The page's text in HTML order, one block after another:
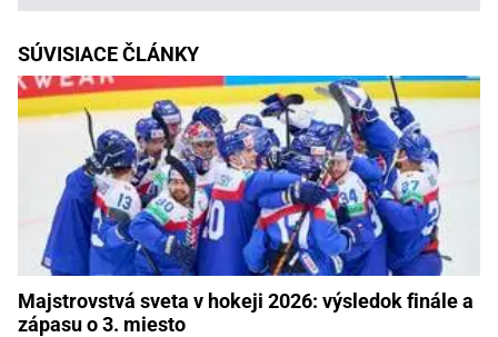
SÚVISIACE ČLÁNKY
Majstrovstvá sveta v hokeji 2026: výsledok finále a
zápasu o 3. miesto